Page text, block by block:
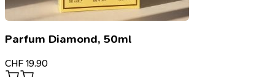
Parfum Diamond, 50ml
CHF 19.90